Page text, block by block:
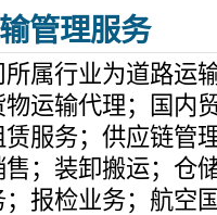
管理服务
属行业为道路运
运输代理；国内
服务；供应链管
；装卸搬运；仓
报检业务；航空